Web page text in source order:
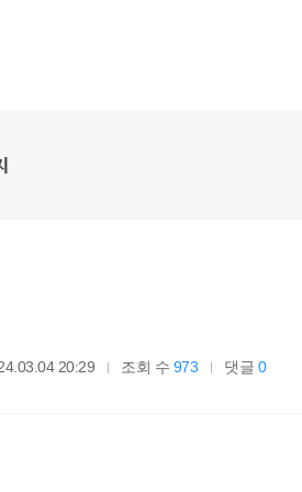
20:29 조회 수 973 댓글 0